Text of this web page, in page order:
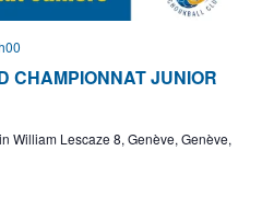
CHAMPIONNAT JUNIOR
William Lescaze 8, Genève, Genève,